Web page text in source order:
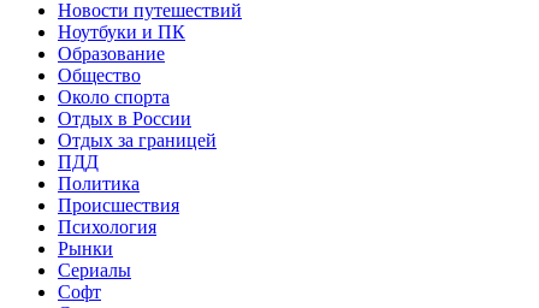
Новости путешествий
Ноутбуки и ПК
Образование
Общество
Около спорта
Отдых в России
Отдых за границей
ПДД
Политика
Происшествия
Психология
Рынки
Сериалы
Софт